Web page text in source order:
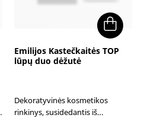
Emilijos Kastečkaitės TOP
lūpų duo dėžutė
Dekoratyvinės kosmetikos
rinkinys, susidedantis iš